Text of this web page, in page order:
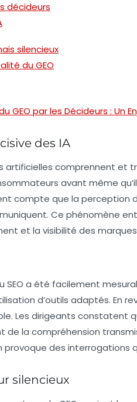
décideurs
silencieux
du GEO
GEO par les Décideurs : Un
des IA
artificielles comprennent et
avant même
compte que la perception
Ce phénomène
et la visibilité des
SEO a été facilement
d’outils adaptés. En
Les dirigeants constatent
la compréhension
des interrogations
silencieux